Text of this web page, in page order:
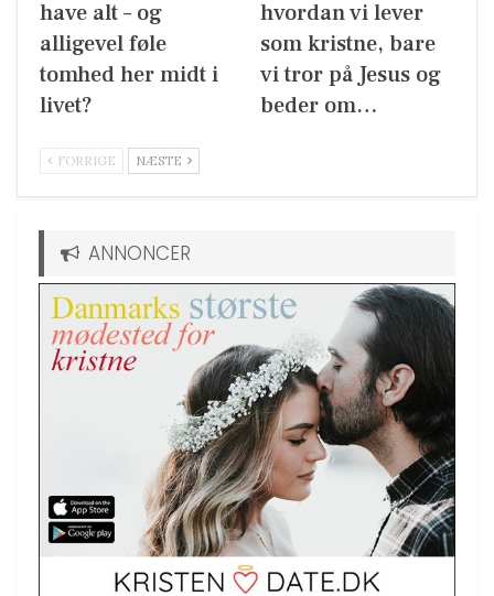
have alt – og
alligevel føle
tomhed her midt i
livet?
hvordan vi lever
som kristne, bare
vi tror på Jesus og
beder om…
FORRIGE NÆSTE
ANNONCER